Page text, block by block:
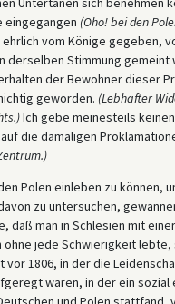
eingegangen (Oho! bei den
vom Könige gegeben,
derselben Stimmung gemeint
der Bewohner dieser
geworden. (Lebhafter
Ich gebe meinesteils
die damaligen
Polen einleben zu können,
zu untersuchen,
daß man in Schlesien mit
jede Schwierigkeit lebte,
vor 1806, in der die
waren, in der ein sozial